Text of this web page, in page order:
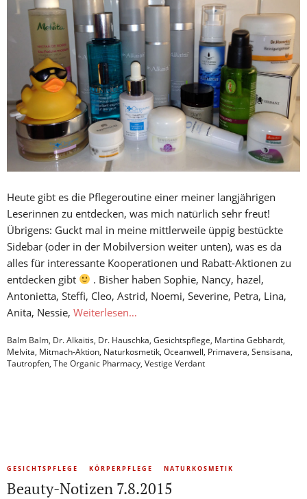
Heute gibt es die Pflegeroutine einer meiner langjährigen
Leserinnen zu entdecken, was mich natürlich sehr freut!
Übrigens: Guckt mal in meine mittlerweile üppig bestückte
Sidebar (oder in der Mobilversion weiter unten), was es da
alles für interessante Kooperationen und Rabatt-Aktionen zu
entdecken gibt
. Bisher haben Sophie, Nancy, hazel,
Antonietta, Steffi, Cleo, Astrid, Noemi, Severine, Petra, Lina,
Anita, Nessie, Weiterlesen…
Balm Balm, Dr. Alkaitis, Dr. Hauschka, Gesichtspflege, Martina Gebhardt,
Melvita, Mitmach-Aktion, Naturkosmetik, Oceanwell, Primavera, Sensisana,
Tautropfen, The Organic Pharmacy, Vestige Verdant
GESICHTSPFLEGE KÖRPERPFLEGE NATURKOSMETIK
Beauty-Notizen 7.8.2015